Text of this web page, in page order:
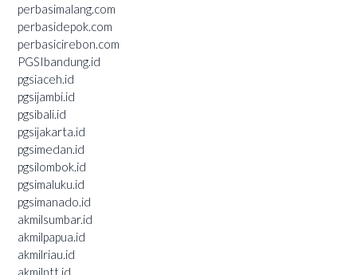
perbasimalang.com
perbasidepok.com
perbasicirebon.com
PGSIbandung.id
pgsiaceh.id
pgsijambi.id
pgsibali.id
pgsijakarta.id
pgsimedan.id
pgsilombok.id
pgsimaluku.id
pgsimanado.id
akmilsumbar.id
akmilpapua.id
akmilriau.id
akmilntt.id